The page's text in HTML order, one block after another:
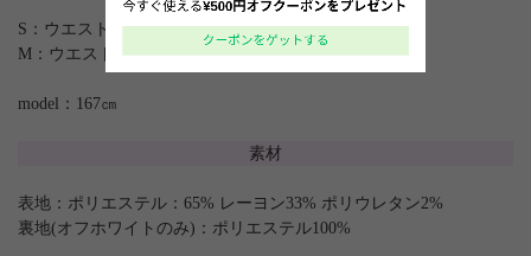
S：ウエスト68 ヒップ93 股上28 股下62
M：ウエスト71 ヒップ96 股上28 股下62
model：167㎝
素材
表地：ポリエステル：65% レーヨン33% ポリウレタン2%
裏地(オフホワイトのみ)：ポリエステル100%